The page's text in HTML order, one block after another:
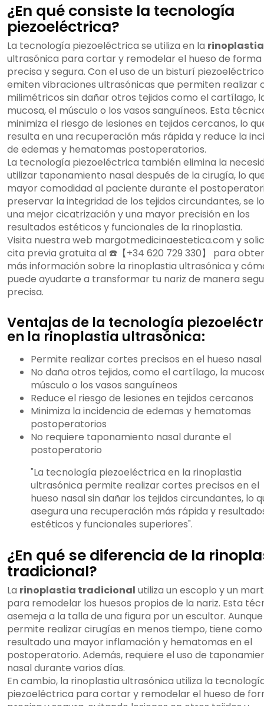
¿En qué consiste la tecnología
piezoeléctrica?
La tecnología piezoeléctrica se utiliza en la rinoplastia
ultrasónica para cortar y remodelar el hueso de forma
precisa y segura. Con el uso de un bisturí
emiten vibraciones ultrasónicas que permiten realizar
milimétricos sin dañar otros tejidos como el cartílago,
mucosa, el músculo o los vasos sanguíneos. Esta
minimiza el riesgo de lesiones en tejidos cercanos, lo
resulta en una recuperación más rápida y reduce la
de edemas y hematomas postoperatorios.
La tecnología piezoeléctrica también elimina la
utilizar taponamiento nasal después de la cirugía, lo
mayor comodidad al paciente durante el
preservar la integridad de los tejidos circundantes, se
una mejor cicatrización y una mayor precisión en los
resultados estéticos y funcionales de la rinoplastia.
Visita nuestra web margotmedicinaestetica.com y
cita previa gratuita al ☎️【+34 620 729 330】 para
más información sobre la rinoplastia ultrasónica y
puede ayudarte a transformar tu nariz de manera
precisa.
Ventajas de la tecnología
en la rinoplastia ultrasónica:
Permite realizar cortes precisos en el hueso nasal
No daña otros tejidos, como el cartílago, la
músculo o los vasos sanguíneos
Reduce el riesgo de lesiones en tejidos cercanos
Minimiza la incidencia de edemas y hematomas
postoperatorios
No requiere taponamiento nasal durante el
postoperatorio
"La tecnología piezoeléctrica en la rinoplastia
ultrasónica permite realizar cortes precisos en el
hueso nasal sin dañar los tejidos circundantes, lo
asegura una recuperación más rápida y
estéticos y funcionales superiores".
¿En qué se diferencia de la
tradicional?
La rinoplastia tradicional utiliza un escoplo y un
para remodelar los huesos propios de la nariz. Esta
asemeja a la talla de una figura por un escultor. Aunque
permite realizar cirugías en menos tiempo, tiene como
resultado una mayor inflamación y hematomas en el
postoperatorio. Además, requiere el uso de
nasal durante varios días.
En cambio, la rinoplastia ultrasónica utiliza la
piezoeléctrica para cortar y remodelar el hueso de